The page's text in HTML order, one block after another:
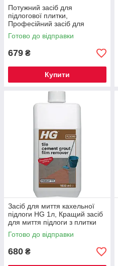
Потужний засіб для
підлогової плитки,
Професійний засіб для
підлоги з плитки HG 1л
Готово до відправки
679 ₴
Купити
Засіб для миття кахельної
підлоги HG 1л, Кращий засіб
для миття підлоги з плитки
від цементного нальоту 1 л.
Готово до відправки
680 ₴